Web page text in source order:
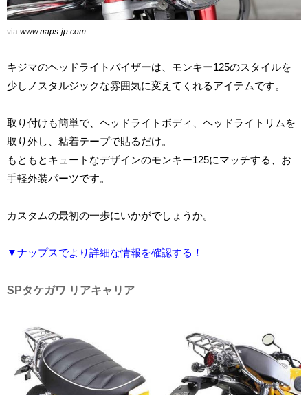
via www.naps-jp.com
キジマのヘッドライトバイザーは、モンキー125のスタイルを
少しノスタルジックな雰囲気に変えてくれるアイテムです。
取り付けも簡単で、ヘッドライトボディ、ヘッドライトリムを
取り外し、粘着テープで貼るだけ。
もともとキュートなデザインのモンキー125にマッチする、お
手軽外装パーツです。
カスタムの最初の一歩にいかがでしょうか。
▼ナップスでより詳細な情報を確認する！
SPタケガワ リアキャリア